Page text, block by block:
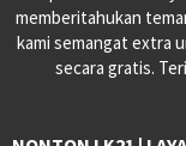
memberitahukan
kami semangat extra
secara gratis.